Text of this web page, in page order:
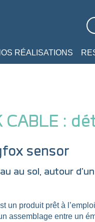
RÉALISATIONS
CABLE :
sensor
au sol, autour
un produit prêt à
assemblage entre un